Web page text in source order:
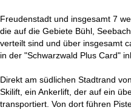
Freudenstadt und insgesamt 7
die auf die Gebiete Bühl,
verteilt sind und über insgesamt
in der "Schwarzwald Plus Card"
Direkt am südlichen Stadtrand
Skilift, ein Ankerlift, der auf ein
transportiert. Von dort führen